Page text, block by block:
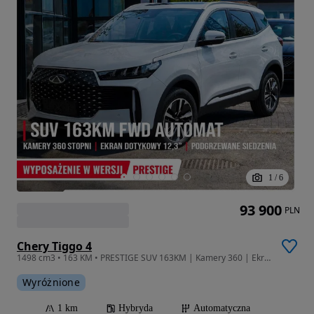
1 / 6
Chery Tiggo 4
1498 cm3 • 163 KM • PRESTIGE SUV 163KM | Kamery 360 | Ekran 12,3" | Podgrzewane Siedzenia
Wyróżnione
1 km Hybryda
Automatyczna
93 900 PLN